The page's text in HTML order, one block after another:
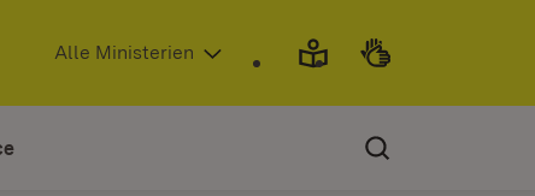
in neuem Fenster)
Alle Ministerien